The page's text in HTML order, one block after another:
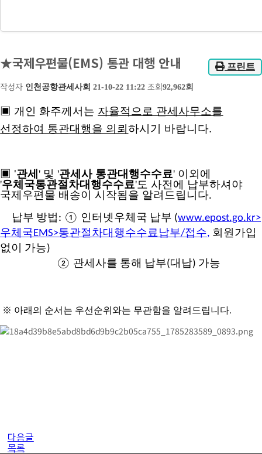
프린트
★국제우편물(EMS) 통관 대행 안내
작성자 인천공항관세사회 21-10-22 11:22조회92,962회
▣ 개인 화주께서는 자율적으로 관세사무소를
선정하여 통관대행을 의뢰하시기 바랍니다.
▣ '관세' 및 '관세사 통관대행수수료' 이외에
'우체국통관절차대행수수료'도 사전에 납부하셔야
국제우편물 배송이 시작됨을 알려드립니다.
납부 방법 : ① 인터넷우체국 납부 (www.epost.go.kr>
우체국EMS>통관절차대행수수료납부/접수, 회원가입
없이 가능)
② 관세사를 통해 납부(대납) 가능
※ 아래의 순서는 우선순위와는 무관함을 알려드립니다.
다음글
목록